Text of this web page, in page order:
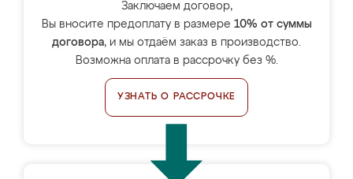
Заключаем договор,
Вы вносите предоплату в размере 10% от суммы
договора, и мы отдаём заказ в производство.
Возможна оплата в рассрочку без %.
УЗНАТЬ О РАССРОЧКЕ